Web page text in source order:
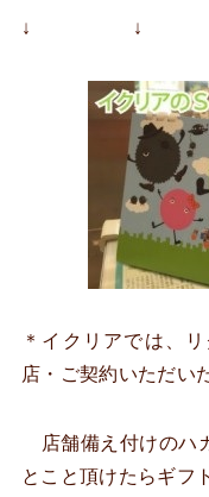
↓ ↓
＊イクリアでは、
店・ご契約いただい
店舗備え付けのハ
とこと頂けたらギフ